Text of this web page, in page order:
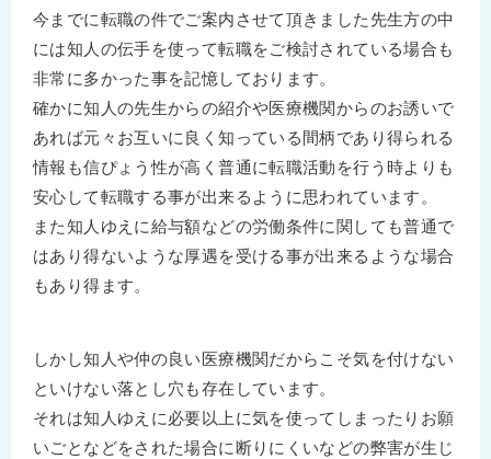
今までに転職の件でご案内させて頂きました先生方の中
には知人の伝手を使って転職をご検討されている場合も
非常に多かった事を記憶しております。
確かに知人の先生からの紹介や医療機関からのお誘いで
あれば元々お互いに良く知っている間柄であり得られる
情報も信ぴょう性が高く普通に転職活動を行う時よりも
安心して転職する事が出来るように思われています。
また知人ゆえに給与額などの労働条件に関しても普通で
はあり得ないような厚遇を受ける事が出来るような場合
もあり得ます。
しかし知人や仲の良い医療機関だからこそ気を付けない
といけない落とし穴も存在しています。
それは知人ゆえに必要以上に気を使ってしまったりお願
いごとなどをされた場合に断りにくいなどの弊害が生じ